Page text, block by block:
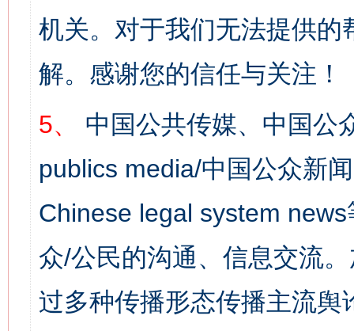
机关。对于我们无法提供
解。感谢您的信任与关注！
5、
中国公共传媒、中国公
publics media/中国公众新
Chinese legal system
众/公民的沟通、信息交流
过多种传播形态传播主流